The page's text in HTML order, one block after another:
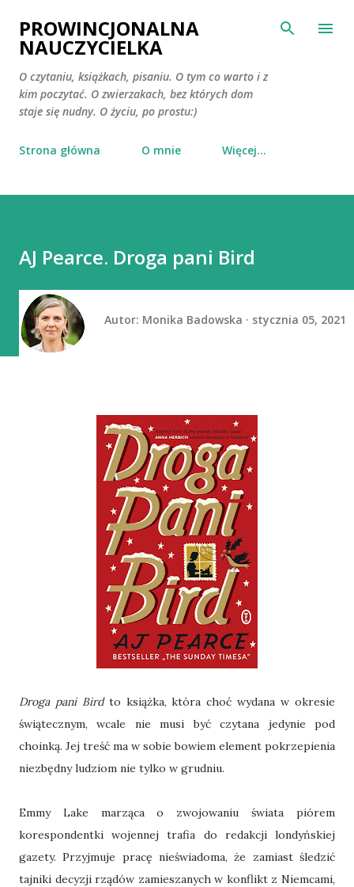
Przejdź do głównej zawartości
PROWINCJONALNA
NAUCZYCIELKA
O czytaniu, książkach, pisaniu. O tym co warto i z
kim poczytać. O zwierzakach, bez których dom
staje się nudny. O życiu, po prostu:)
Strona główna O mnie Więcej…
AJ Pearce. Droga pani Bird
Autor: Monika Badowska stycznia 05, 2021
Droga pani Birdto książka, która choć wydana w okresie
świątecznym, wcale nie musi być czytana jedynie pod
choinką. Jej treść ma w sobie bowiem element pokrzepienia
niezbędny ludziom nie tylko w grudniu.
Emmy Lake marząca o zwojowaniu świata piórem
korespondentki wojennej trafia do redakcji londyńskiej
gazety. Przyjmuje pracę nieświadoma, że zamiast śledzić
tajniki decyzji rządów zamieszanych w konflikt z Niemcami,